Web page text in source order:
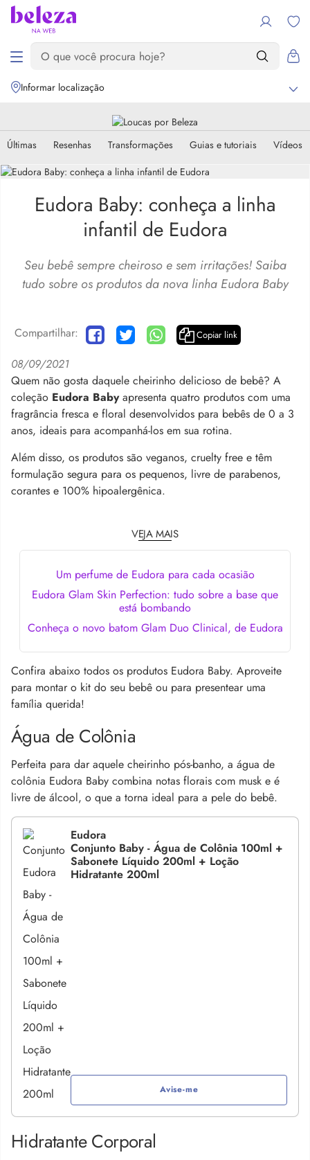
Informar localização
Últimas Resenhas Transformações Guias e tutoriais Vídeos
Eudora Baby: conheça a linha
infantil de Eudora
Seu bebê sempre cheiroso e sem irritações! Saiba
tudo sobre os produtos da nova linha Eudora Baby
Compartilhar: Copiar link
08/09/2021
Quem não gosta daquele cheirinho delicioso de bebê? A
coleção Eudora Babyapresenta quatro produtos com uma
fragrância fresca e floral desenvolvidos para bebês de 0 a 3
anos, ideais para acompanhá-los em sua rotina.
Além disso, os produtos são veganos, cruelty free e têm
formulação segura para os pequenos, livre de parabenos,
corantes e 100% hipoalergênica.
VEJA MAIS
Um perfume de Eudora para cada ocasião
Eudora Glam Skin Perfection: tudo sobre a base que
está bombando
Conheça o novo batom Glam Duo Clinical, de Eudora
Confira abaixo todos os produtos Eudora Baby. Aproveite
para montar o kit do seu bebê ou para presentear uma
família querida!
Água de Colônia
Perfeita para dar aquele cheirinho pós-banho, a água de
colônia Eudora Baby combina notas florais com musk e é
livre de álcool, o que a torna ideal para a pele do bebê.
Eudora
Conjunto Baby - Água de Colônia 100ml +
Sabonete Líquido 200ml + Loção
Hidratante 200ml
Avise-me
Hidratante Corporal